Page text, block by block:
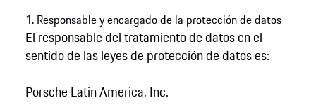
1. Responsable y encargado de la protección de datos
El responsable del tratamiento de datos en el
sentido de las leyes de protección de datos es:
Porsche Latin America, Inc.